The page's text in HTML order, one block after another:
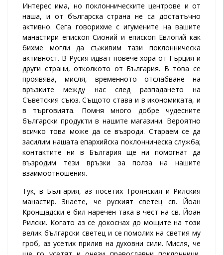
Интерес има, но поклонническите центрове и от
наша, и от българска страна не са достатъчно
активно. Сега говорихме с игумените на вашите
манастири епископ Сионий и епископ Евлогий как
бихме могли да съживим тази поклонническа
активност. В Русия идват повече хора от Гърция и
други страни, отколкото от България. В това се
проявява, мисля, временното отслабване на
връзките между нас след разпадането на
Съветския съюз. Същото става и в икономиката, и
в търговията. Помня много добре чудесните
български продукти в нашите магазини. Вероятно
всичко това може да се възроди. Стараем се да
засилим нашата епархийска поклонническа служба;
контактите ни в България ще ни помогнат да
възродим тези връзки за полза на нашите
взаимоотношения.
Тук, в България, аз посетих Троянския и Рилския
манастир. Знаeте, че руският светец св. Йоан
Кронщадски е бил наречен така в чест на св. Йоан
Рилски. Когато аз се докоснах до мощите на този
велик български светец и се помолих на светия му
гроб, аз усетих прилив на духовни сили. Мисля, че